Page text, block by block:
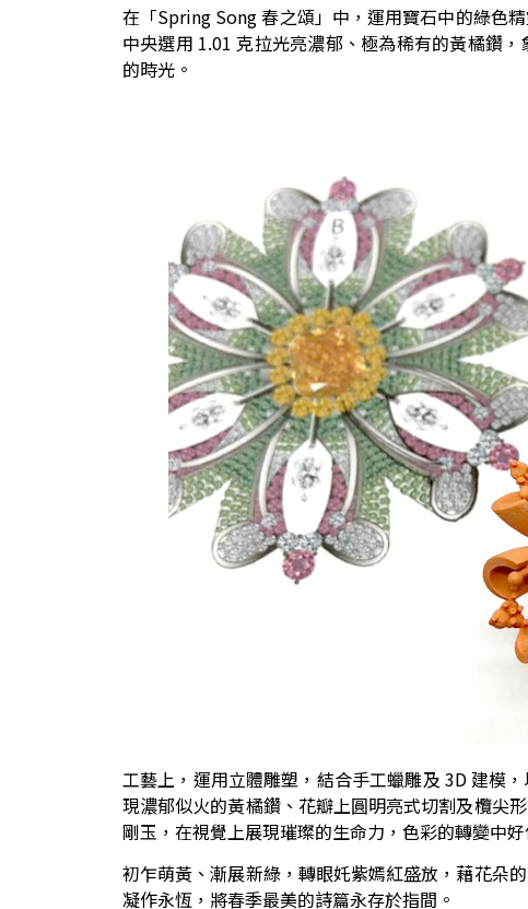
在「Spring Song 春之頌」中，運用寶石中的綠色
中央選用 1.01 克拉光亮濃郁、極為稀有的黃橘鑽
的時光。
工藝上，運用立體雕塑，結合手工蠟雕及 3D 建模
現濃郁似火的黃橘鑽、花瓣上圓明亮式切割及欖尖
剛玉，在視覺上展現璀璨的生命力，色彩的轉變中
初乍萌黃、漸展新綠，轉眼奼紫嫣紅盛放，藉花朵
凝作永恆，將春季最美的詩篇永存於指間。